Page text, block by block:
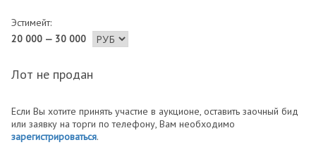
Эстимейт:
20 000 — 30 000
Лот не продан
Если Вы хотите принять участие в аукционе, оставить заочный бид
или заявку на торги по телефону, Вам необходимо
зарегистрироваться.